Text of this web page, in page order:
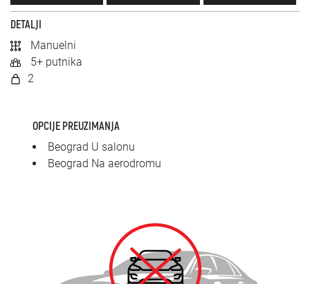
SRPSKI
СРПСКИ
DETALJI
Manuelni
5+ putnika
2
OPCIJE PREUZIMANJA
Beograd U salonu
Beograd Na aerodromu